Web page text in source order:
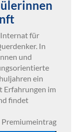
Internat für
In
und
ein
Erfahrungen im
findet
Premiumeintrag